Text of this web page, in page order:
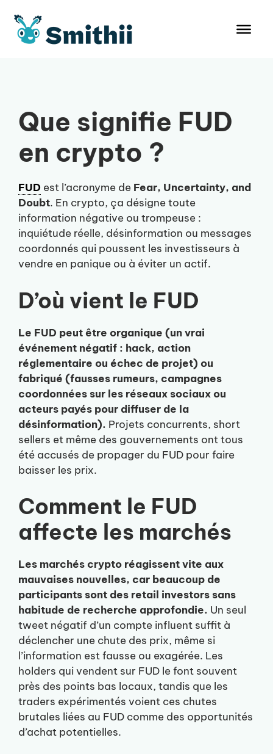
contenu
Que signifie FUD
en crypto ?
FUD est l’acronyme de Fear, Uncertainty, and
Doubt. En crypto, ça désigne toute
information négative ou trompeuse :
inquiétude réelle, désinformation ou messages
coordonnés qui poussent les investisseurs à
vendre en panique ou à éviter un actif.
D’où vient le FUD
Le FUD peut être organique (un vrai
événement négatif : hack, action
réglementaire ou échec de projet) ou
fabriqué (fausses rumeurs, campagnes
coordonnées sur les réseaux sociaux ou
acteurs payés pour diffuser de la
désinformation). Projets concurrents, short
sellers et même des gouvernements ont tous
été accusés de propager du FUD pour faire
baisser les prix.
Comment le FUD
affecte les marchés
Les marchés crypto réagissent vite aux
mauvaises nouvelles, car beaucoup de
participants sont des retail investors sans
habitude de recherche approfondie. Un seul
tweet négatif d’un compte influent suffit à
déclencher une chute des prix, même si
l’information est fausse ou exagérée. Les
holders qui vendent sur FUD le font souvent
près des points bas locaux, tandis que les
traders expérimentés voient ces chutes
brutales liées au FUD comme des opportunités
d’achat potentielles.